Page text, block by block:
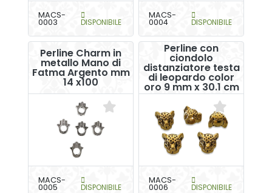
MACS-
0003 DISPONIBILE
MACS-
0004 DISPONIBILE
Perline Charm in
metallo Mano di
Fatma Argento mm
14 x100
MACS-
0005 DISPONIBILE
Perline con
ciondolo
distanziatore testa
di leopardo color
oro 9 mm x 30.1 cm
MACS-
0006 DISPONIBILE